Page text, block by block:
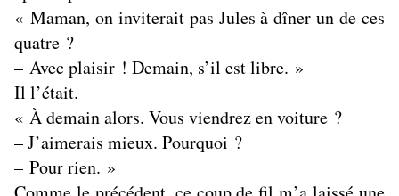
« Maman, on inviterait pas Jules à dîner un de ces
quatre ?
– Avec plaisir ! Demain, s’il est libre. »
Il l’était.
« À demain alors. Vous viendrez en voiture ?
– J’aimerais mieux. Pourquoi ?
– Pour rien. »